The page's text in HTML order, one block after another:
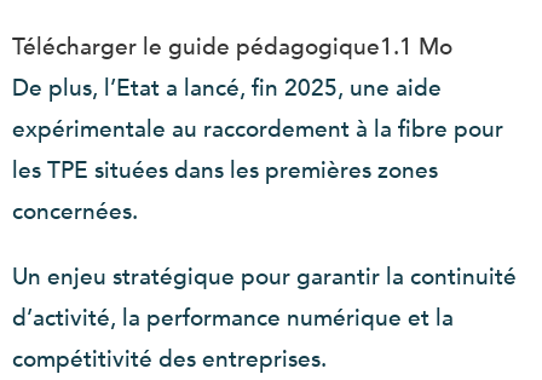
Télécharger le guide pédagogique1.1 Mo
De plus, l’Etat a lancé, fin 2025, une aide
expérimentale au raccordement à la fibre pour
les TPE situées dans les premières zones
concernées.
Un enjeu stratégique pour garantir la continuité
d’activité, la performance numérique et la
compétitivité des entreprises.